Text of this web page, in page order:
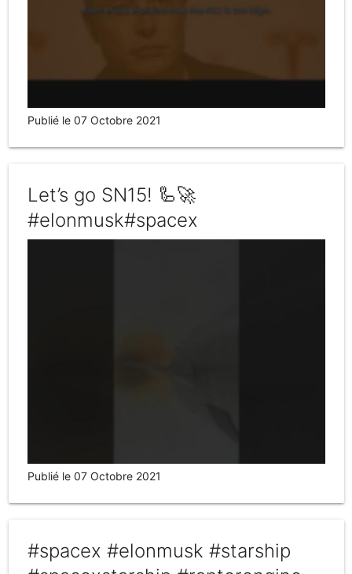
Publié le 07 Octobre 2021
Let’s go SN15! 🦾🚀
#elonmusk#spacex
Publié le 07 Octobre 2021
#spacex #elonmusk #starship